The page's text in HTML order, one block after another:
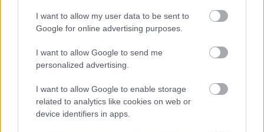
I want to allow my user data to be sent to
Google for online advertising purposes.
I want to allow Google to send me
personalized advertising.
I want to allow Google to enable storage
related to analytics like cookies on web or
device identifiers in apps.
Налаштування мови та регіону Windows 11 з